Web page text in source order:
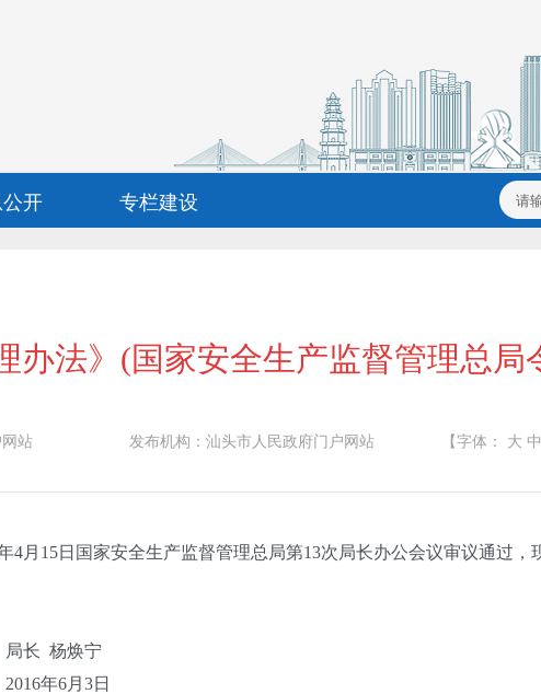
开 专栏建设
办法》(国家安全生产监督管理总局
站 发布机构：汕头市人民政府门户网站 【字体： 大 中
4月 15日国家安全生产监督管理总局第13次局长办公会议审议通过，
局长 杨焕宁
2016年6月 3日